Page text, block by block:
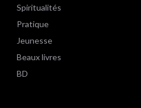
Spiritualités
Pratique
Jeunesse
Beaux livres
BD